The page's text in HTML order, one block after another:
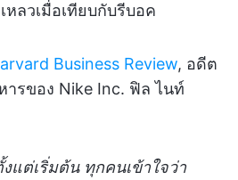
หลวเมื่อเทียบกับรีบอค
Business Review, อดีต
ารของ Nike Inc. ฟิล ไนท์
แต่เริ่มต้น ทุกคนเข้าใจว่า